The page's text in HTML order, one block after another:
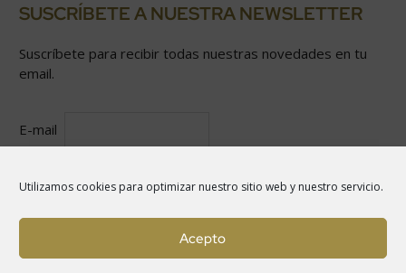
Utilizamos cookies para optimizar nuestro sitio web y nuestro servicio.
Acepto
SUSCRÍBETE A NUESTRA NEWSLETTER
Suscríbete para recibir todas nuestras novedades en tu
email.
E-mail